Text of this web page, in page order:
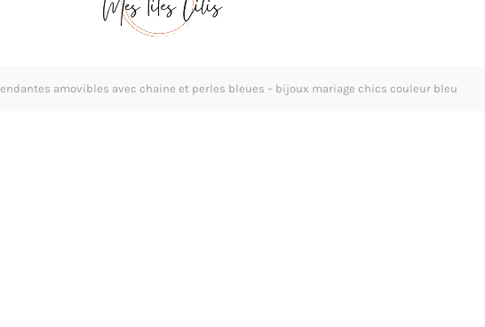
amovibles avec chaine et perles bleues – bijoux mariage chics couleur bleu